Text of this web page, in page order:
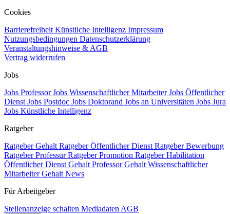
Cookies
BarrierefreiheitKünstliche Intelligenz Impressum
Nutzungsbedingungen Datenschutzerklärung
Veranstaltungshinweise & AGB
Vertrag widerrufen
Jobs
Jobs ProfessorJobs Wissenschaftlicher MitarbeiterJobs Öffentlicher
DienstJobs Postdoc Jobs Doktorand Jobs an Universitäten Jobs Jura
Jobs Künstliche Intelligenz
Ratgeber
Ratgeber GehaltRatgeber Öffentlicher DienstRatgeber Bewerbung
Ratgeber ProfessurRatgeber Promotion Ratgeber Habilitation
Öffentlicher Dienst GehaltProfessor GehaltWissenschaftlicher
Mitarbeiter GehaltNews
Für Arbeitgeber
Stellenanzeige schalten MediadatenAGB